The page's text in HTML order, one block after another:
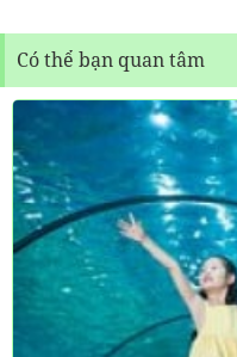
Có thể bạn quan tâm